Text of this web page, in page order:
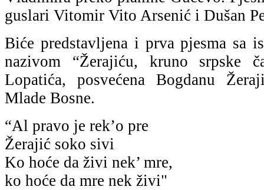
guslari Vitomir Vito Arsenić i Dušan
Biće predstavljena i prva pjesma sa
nazivom “Žerajiću, kruno srpske
Lopatića, posvećena Bogdanu
Mlade Bosne.
“Al pravo je rek’o pre
Žerajić soko sivi
Ko hoće da živi nek’ mre,
ko hoće da mre nek živi"